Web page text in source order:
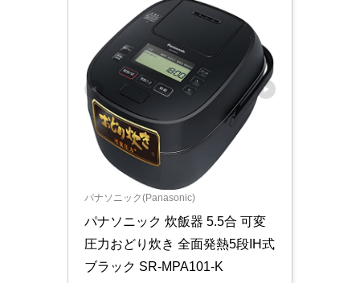
パナソニック(Panasonic)
パナソニック 炊飯器 5.5合 可変
圧力おどり炊き 全面発熱5段IH式
ブラック SR-MPA101-K